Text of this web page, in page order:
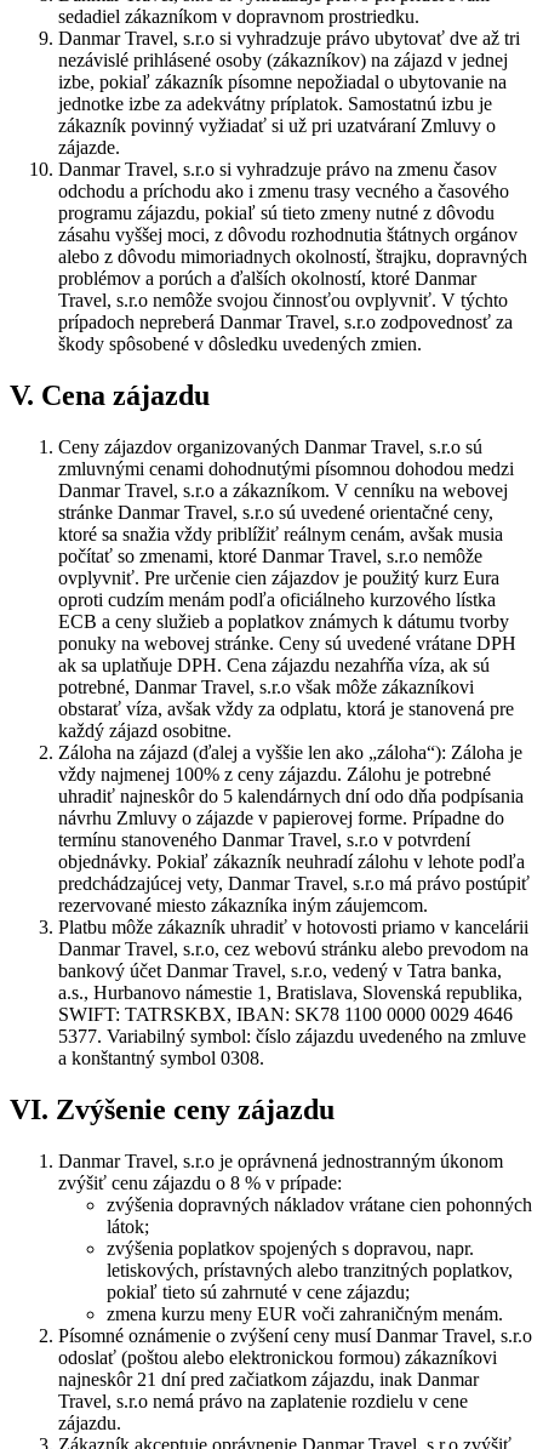
sedadiel zákazníkom v dopravnom prostriedku.
Danmar Travel, s.r.o si vyhradzuje právo ubytovať dve až tri
nezávislé prihlásené osoby (zákazníkov) na zájazd v jednej
izbe, pokiaľ zákazník písomne nepožiadal o ubytovanie na
jednotke izbe za adekvátny príplatok. Samostatnú izbu je
zákazník povinný vyžiadať si už pri uzatváraní Zmluvy o
zájazde.
Danmar Travel, s.r.o si vyhradzuje právo na zmenu časov
odchodu a príchodu ako i zmenu trasy vecného a časového
programu zájazdu, pokiaľ sú tieto zmeny nutné z dôvodu
zásahu vyššej moci, z dôvodu rozhodnutia štátnych orgánov
alebo z dôvodu mimoriadnych okolností, štrajku, dopravných
problémov a porúch a ďalších okolností, ktoré Danmar
Travel, s.r.o nemôže svojou činnosťou ovplyvniť. V týchto
prípadoch nepreberá Danmar Travel, s.r.o zodpovednosť za
škody spôsobené v dôsledku uvedených zmien.
V. Cena zájazdu
Ceny zájazdov organizovaných Danmar Travel, s.r.o sú
zmluvnými cenami dohodnutými písomnou dohodou medzi
Danmar Travel, s.r.o a zákazníkom. V cenníku na webovej
stránke Danmar Travel, s.r.o sú uvedené orientačné ceny,
ktoré sa snažia vždy priblížiť reálnym cenám, avšak musia
počítať so zmenami, ktoré Danmar Travel, s.r.o nemôže
ovplyvniť. Pre určenie cien zájazdov je použitý kurz Eura
oproti cudzím menám podľa oficiálneho kurzového lístka
ECB a ceny služieb a poplatkov známych k dátumu tvorby
ponuky na webovej stránke. Ceny sú uvedené vrátane DPH
ak sa uplatňuje DPH. Cena zájazdu nezahŕňa víza, ak sú
potrebné, Danmar Travel, s.r.o však môže zákazníkovi
obstarať víza, avšak vždy za odplatu, ktorá je stanovená pre
každý zájazd osobitne.
Záloha na zájazd (ďalej a vyššie len ako „záloha“): Záloha je
vždy najmenej 100% z ceny zájazdu. Zálohu je potrebné
uhradiť najneskôr do 5 kalendárnych dní odo dňa podpísania
návrhu Zmluvy o zájazde v papierovej forme. Prípadne do
termínu stanoveného Danmar Travel, s.r.o v potvrdení
objednávky. Pokiaľ zákazník neuhradí zálohu v lehote podľa
predchádzajúcej vety, Danmar Travel, s.r.o má právo postúpiť
rezervované miesto zákazníka iným záujemcom.
Platbu môže zákazník uhradiť v hotovosti priamo v kancelárii
Danmar Travel, s.r.o, cez webovú stránku alebo prevodom na
bankový účet Danmar Travel, s.r.o, vedený v Tatra banka,
a.s., Hurbanovo námestie 1, Bratislava, Slovenská republika,
SWIFT: TATRSKBX, IBAN: SK78 1100 0000 0029 4646
5377. Variabilný symbol: číslo zájazdu uvedeného na zmluve
a konštantný symbol 0308.
VI. Zvýšenie ceny zájazdu
Danmar Travel, s.r.o je oprávnená jednostranným úkonom
zvýšiť cenu zájazdu o 8 % v prípade:
zvýšenia dopravných nákladov vrátane cien pohonných
látok;
zvýšenia poplatkov spojených s dopravou, napr.
letiskových, prístavných alebo tranzitných poplatkov,
pokiaľ tieto sú zahrnuté v cene zájazdu;
zmena kurzu meny EUR voči zahraničným menám.
Písomné oznámenie o zvýšení ceny musí Danmar Travel, s.r.o
odoslať (poštou alebo elektronickou formou) zákazníkovi
najneskôr 21 dní pred začiatkom zájazdu, inak Danmar
Travel, s.r.o nemá právo na zaplatenie rozdielu v cene
zájazdu.
Zákazník akceptuje oprávnenie Danmar Travel, s.r.o zvýšiť